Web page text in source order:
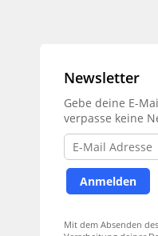
Newsletter
Gebe deine E-
verpasse keine
Mit dem Absenden